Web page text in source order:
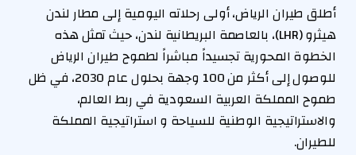
أطلق طيران الرياض، أولى رحلاته اليومية إلى مطار لندن
هيثرو (LHR)، بالعاصمة البريطانية لندن، حيث تمثل هذه
الخطوة المحورية تجسيداً مباشراً لطموح طيران الرياض
للوصول إلى أكثر من 100 وجهة بحلول عام 2030، في ظل
طموح المملكة العربية السعودية في ربط العالم،
والاستراتيجية الوطنية للسياحة و استراتيجية المملكة
للطيران.